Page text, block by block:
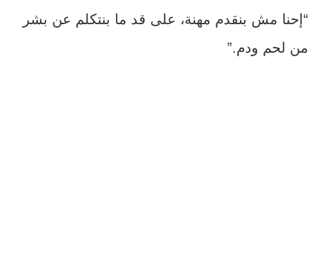
“إحنا مش بنقدم مهنة، على قد ما بنتكلم عن بشر
من لحم ودم.”